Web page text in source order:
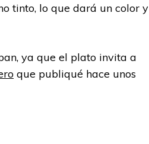
tinto, lo que dará un color y
ya que el plato invita a
que publiqué hace unos